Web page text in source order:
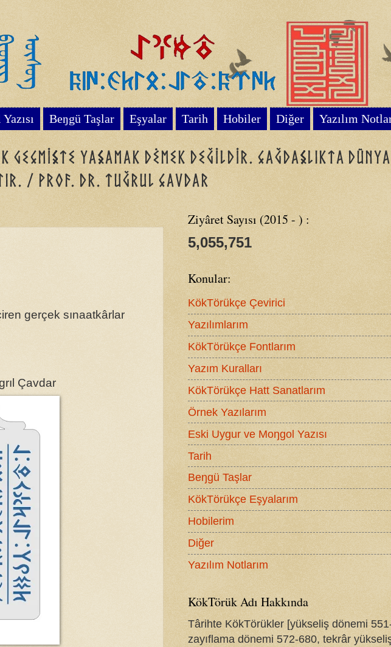
Beŋgü Taşlar Eşyalar Tarih Hobiler Diğer Yazılım
geçmişte yaşamak dėmek değildir. Çağdaşlıkta dünya
/ Prof. Dr. Tuğrul Çavdar
gerçek sınaatkârlar
Çavdar
Ziyâret Sayısı (2015 - ) :
5,055,751
Konular:
KökTörükçe Çevirici
Yazılımlarım
KökTörükçe Fontlarım
Yazım Kuralları
KökTörükçe Hatt Sanatlarım
Örnek Yazılarım
Eski Uygur ve Moŋgol Yazısı
Tarih
Beŋgü Taşlar
KökTörükçe Eşyalarım
Hobilerim
Diğer
Yazılım Notlarım
KökTörük Adı Hakkında
Târihte KökTörükler [yükseliş dönemi
zayıflama dönemi 572-680, tekrâr